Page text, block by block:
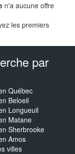
n'a aucune offre
les premiers
par
Québec
Beloeil
Longueuil
Matane
Sherbrooke
Amos
villes